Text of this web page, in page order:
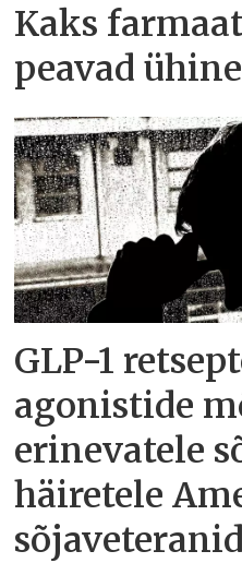
Kaks
peavad
GLP-1
agonistide
erinevatele
häiretele